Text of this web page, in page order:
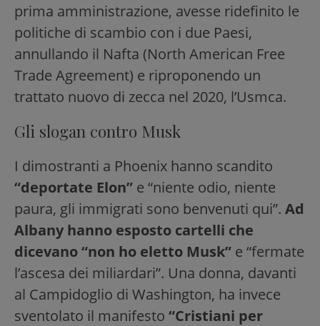
prima amministrazione, avesse ridefinito le
politiche di scambio con i due Paesi,
annullando il Nafta (North American Free
Trade Agreement) e riproponendo un
trattato nuovo di zecca nel 2020, l’Usmca.
Gli slogan contro Musk
I dimostranti a Phoenix hanno scandito
“deportate Elon” e “niente odio, niente
paura, gli immigrati sono benvenuti qui”. Ad
Albany hanno esposto cartelli che
dicevano “non ho eletto Musk” e “fermate
l’ascesa dei miliardari”. Una donna, davanti
al Campidoglio di Washington, ha invece
sventolato il manifesto “Cristiani per